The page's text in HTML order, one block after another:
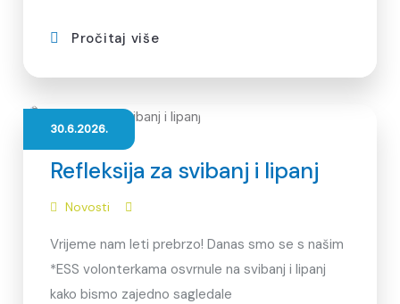
Pročitaj više
30.6.2026.
Refleksija za svibanj i lipanj
Novosti
Vrijeme nam leti prebrzo! Danas smo se s našim
*ESS volonterkama osvrnule na svibanj i lipanj
kako bismo zajedno sagledale